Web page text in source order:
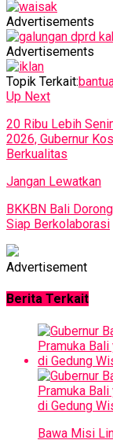
Advertisements
Advertisements
Topik Terkait:
Up Next
20 Ribu Lebih
2026, Gubernur
Berkualitas
Jangan Lewatkan
BKKBN Bali
Siap Berkolaborasi
Advertisement
Berita Terkait
Bawa Misi